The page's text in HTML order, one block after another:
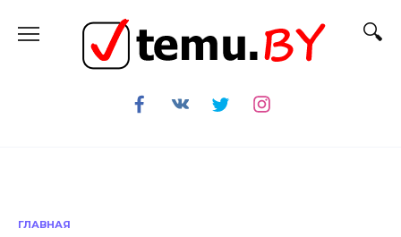
содержанию
ГЛАВНАЯ